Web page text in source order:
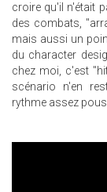
croire qu'il n'était
des combats,
mais aussi un
du character
chez moi, c'est
scénario n'en
rythme assez